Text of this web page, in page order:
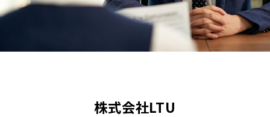
株式会社LTU